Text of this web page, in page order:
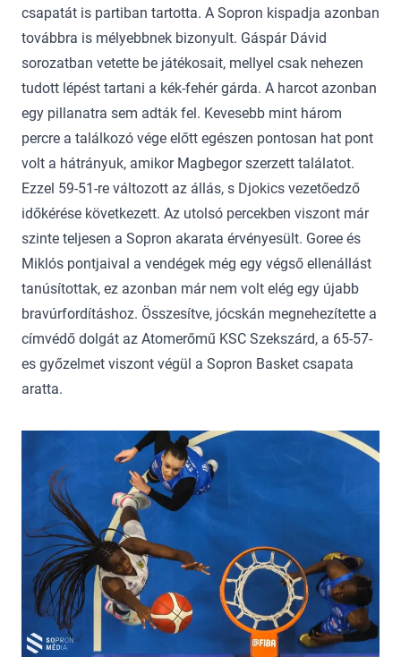
csapatát is partiban tartotta. A Sopron kispadja azonban
továbbra is mélyebbnek bizonyult. Gáspár Dávid
sorozatban vetette be játékosait, mellyel csak nehezen
tudott lépést tartani a kék-fehér gárda. A harcot azonban
egy pillanatra sem adták fel. Kevesebb mint három
percre a találkozó vége előtt egészen pontosan hat pont
volt a hátrányuk, amikor Magbegor szerzett találatot.
Ezzel 59-51-re változott az állás, s Djokics vezetőedző
időkérése következett. Az utolsó percekben viszont már
szinte teljesen a Sopron akarata érvényesült. Goree és
Miklós pontjaival a vendégek még egy végső ellenállást
tanúsítottak, ez azonban már nem volt elég egy újabb
bravúrfordításhoz. Összesítve, jócskán megnehezítette a
címvédő dolgát az Atomerőmű KSC Szekszárd, a 65-57-
es győzelmet viszont végül a Sopron Basket csapata
aratta.